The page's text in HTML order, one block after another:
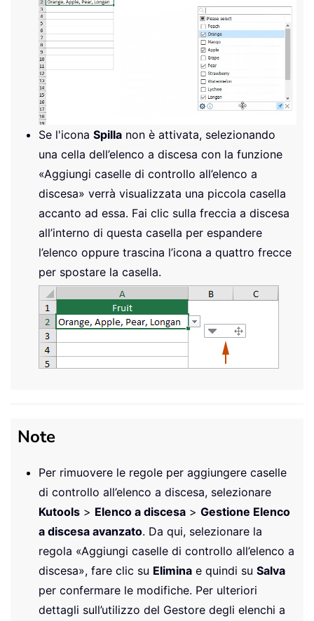
Se l'icona Spilla non è attivata, selezionando
una cella dell’elenco a discesa con la funzione
«Aggiungi caselle di controllo all’elenco a
discesa» verrà visualizzata una piccola casella
accanto ad essa. Fai clic sulla freccia a discesa
all’interno di questa casella per espandere
l’elenco oppure trascina l’icona a quattro frecce
per spostare la casella.
Note
Per rimuovere le regole per aggiungere caselle
di controllo all’elenco a discesa, selezionare
Kutools > Elenco a discesa > Gestione Elenco
a discesa avanzato. Da qui, selezionare la
regola «Aggiungi caselle di controllo all’elenco a
discesa», fare clic su Elimina e quindi su Salva
per confermare le modifiche. Per ulteriori
dettagli sull’utilizzo del Gestore degli elenchi a